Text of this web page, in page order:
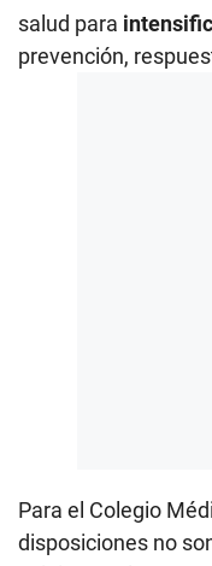
salud para
prevención,
Para el Colegio
disposiciones no